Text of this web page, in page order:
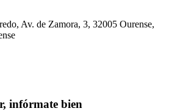
Av. de Zamora, 3, 32005 Ourense,
infórmate bien